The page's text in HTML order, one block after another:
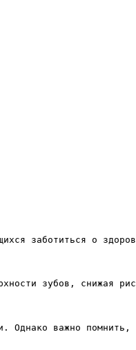
заботиться о
зубов,
важно